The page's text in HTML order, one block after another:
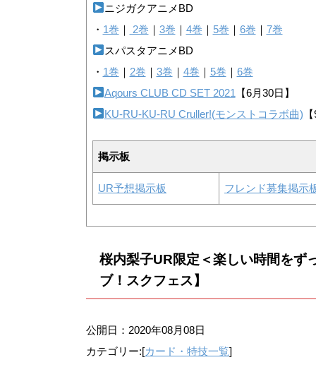
ニジガクアニメBD
・ 1巻 ｜ 2巻 ｜ 3巻 ｜ 4巻 ｜ 5巻 ｜ 6巻 ｜ 7巻
スパスタアニメBD
・ 1巻 ｜ 2巻 ｜ 3巻 ｜ 4巻 ｜ 5巻 ｜ 6巻
Aqours CLUB CD SET 2021 【6月30日】
KU-RU-KU-RU Cruller!(モンストコラボ曲)
掲示板
UR予想掲示板 フレンド募集掲示
桜内梨子UR限定＜楽しい時間をず
ブ！スクフェス】
公開日： 2020年08月08日
カテゴリー:[カード・特技一覧]